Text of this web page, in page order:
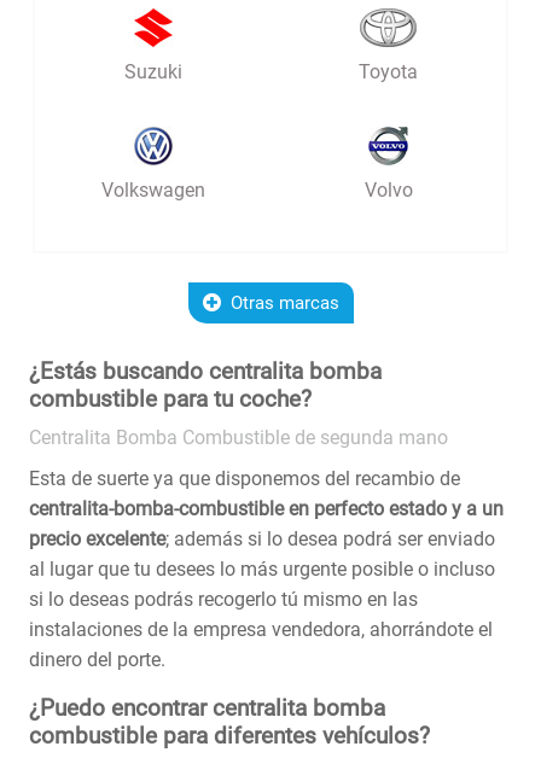
Suzuki Toyota
Volkswagen Volvo
Otras marcas
¿Estás buscando centralita bomba
combustible para tu coche?
Centralita Bomba Combustible de segunda mano
Esta de suerte ya que disponemos del recambio de
centralita-bomba-combustible en perfecto estado y a un
precio excelente; además si lo desea podrá ser enviado
al lugar que tu desees lo más urgente posible o incluso
si lo deseas podrás recogerlo tú mismo en las
instalaciones de la empresa vendedora, ahorrándote el
dinero del porte.
¿Puedo encontrar centralita bomba
combustible para diferentes vehículos?